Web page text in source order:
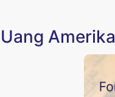
Amerika